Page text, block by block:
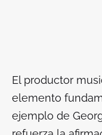
El productor
elemento
ejemplo de